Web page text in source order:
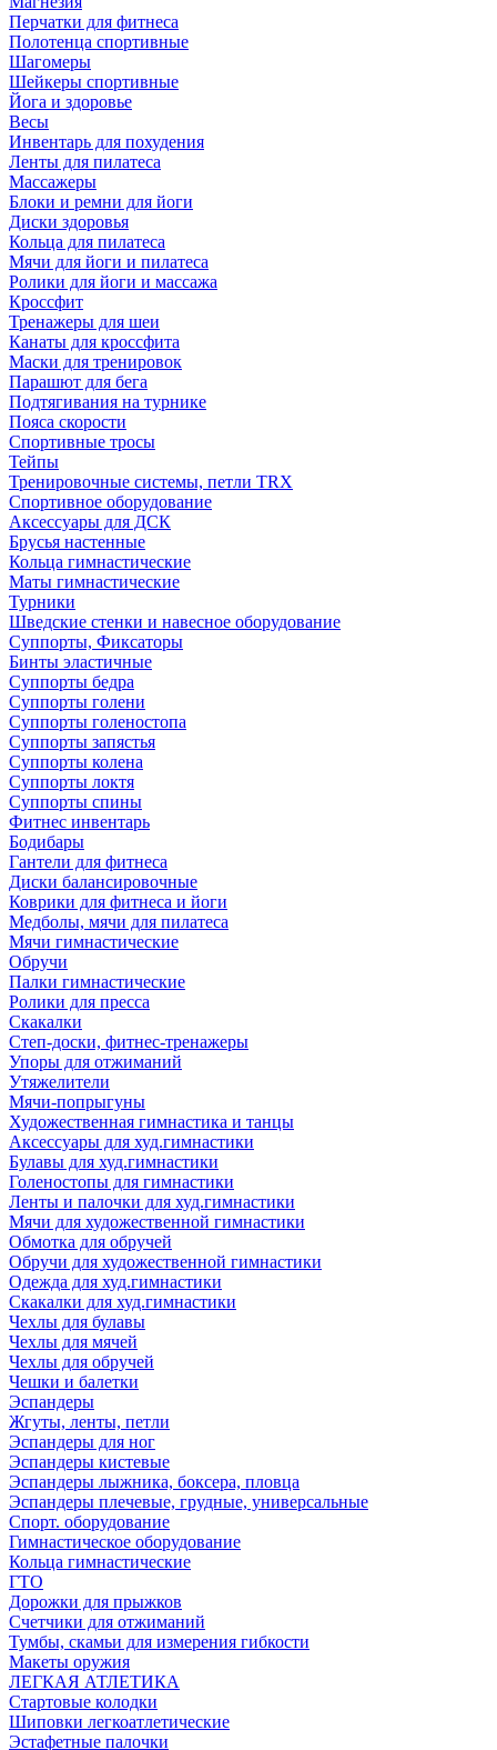
Перчатки для фитнеса
Полотенца спортивные
Шагомеры
Шейкеры спортивные
Йога и здоровье
Весы
Инвентарь для похудения
Ленты для пилатеса
Массажеры
Блоки и ремни для йоги
Диски здоровья
Кольца для пилатеса
Мячи для йоги и пилатеса
Ролики для йоги и массажа
Кроссфит
Тренажеры для шеи
Канаты для кроссфита
Маски для тренировок
Парашют для бега
Подтягивания на турнике
Пояса скорости
Спортивные тросы
Тейпы
Тренировочные системы, петли TRX
Спортивное оборудование
Аксессуары для ДСК
Брусья настенные
Кольца гимнастические
Маты гимнастические
Турники
Шведские стенки и навесное оборудование
Суппорты, Фиксаторы
Бинты эластичные
Суппорты бедра
Суппорты голени
Суппорты голеностопа
Суппорты запястья
Суппорты колена
Суппорты локтя
Суппорты спины
Фитнес инвентарь
Бодибары
Гантели для фитнеса
Диски балансировочные
Коврики для фитнеса и йоги
Медболы, мячи для пилатеса
Мячи гимнастические
Обручи
Палки гимнастические
Ролики для пресса
Скакалки
Степ-доски, фитнес-тренажеры
Упоры для отжиманий
Утяжелители
Мячи-попрыгуны
Художественная гимнастика и танцы
Аксессуары для худ.гимнастики
Булавы для худ.гимнастики
Голеностопы для гимнастики
Ленты и палочки для худ.гимнастики
Мячи для художественной гимнастики
Обмотка для обручей
Обручи для художественной гимнастики
Одежда для худ.гимнастики
Скакалки для худ.гимнастики
Чехлы для булавы
Чехлы для мячей
Чехлы для обручей
Чешки и балетки
Эспандеры
Жгуты, ленты, петли
Эспандеры для ног
Эспандеры кистевые
Эспандеры лыжника, боксера, пловца
Эспандеры плечевые, грудные, универсальные
Спорт. оборудование
Гимнастическое оборудование
Кольца гимнастические
ГТО
Дорожки для прыжков
Счетчики для отжиманий
Тумбы, скамьи для измерения гибкости
Макеты оружия
ЛЕГКАЯ АТЛЕТИКА
Стартовые колодки
Шиповки легкоатлетические
Эстафетные палочки